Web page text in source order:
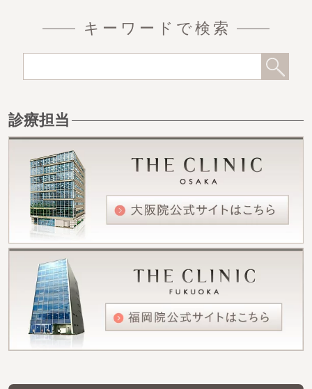
キーワードで検索
診療担当